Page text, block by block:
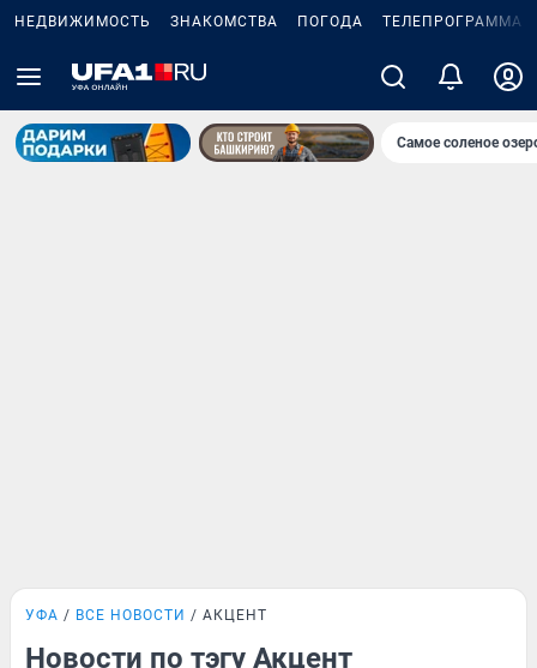
НЕДВИЖИМОСТЬ ЗНАКОМСТВА ПОГОДА ТЕЛЕПРОГРАММА
Самое соленое
УФА ВСЕ НОВОСТИ АКЦЕНТ
Новости по тэгу Акцент